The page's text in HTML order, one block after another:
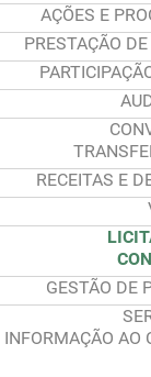
AÇÕES E
PRESTAÇÃO
RECEITAS E
GESTÃO DE
INFORMAÇÃO AO